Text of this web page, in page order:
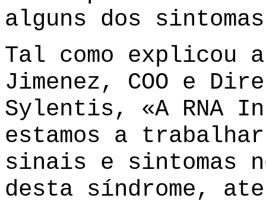
alguns dos
Tal como explicou
Jimenez, COO e
Sylentis, «A RNA
estamos a
sinais e sintomas
desta síndrome,